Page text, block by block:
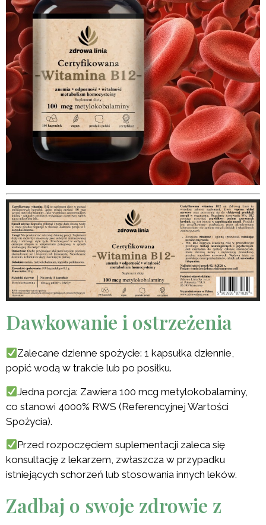
Dawkowanie i ostrzeżenia
Zalecane dzienne spożycie: 1 kapsułka dziennie,
popić wodą w trakcie lub po posiłku.
Jedna porcja: Zawiera 100 mcg metylokobalaminy,
co stanowi 4000% RWS (Referencyjnej Wartości
Spożycia).
Przed rozpoczęciem suplementacji zaleca się
konsultację z lekarzem, zwłaszcza w przypadku
istniejących schorzeń lub stosowania innych leków.
Zadbaj o swoje zdrowie z